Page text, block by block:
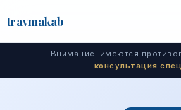
travmakab
Внимание: имеются
консультация